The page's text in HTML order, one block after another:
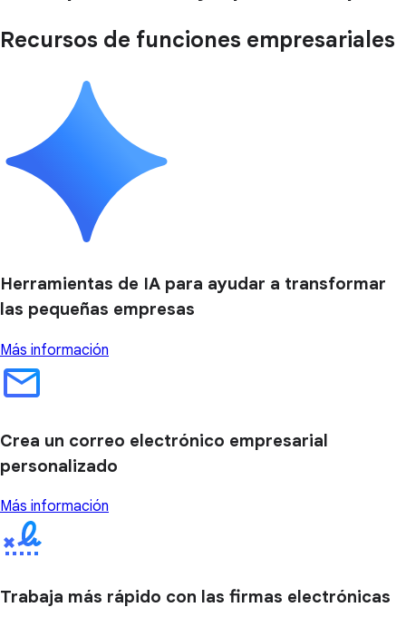
Recursos de funciones empresariales
Herramientas de IA para ayudar a transformar
las pequeñas empresas
Más información
Crea un correo electrónico empresarial
personalizado
Más información
Trabaja más rápido con las firmas electrónicas